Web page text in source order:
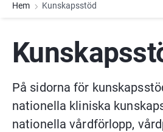
Hem Kunskapsstöd
På sidorna för
nationella kliniska
nationella vårdförlopp,